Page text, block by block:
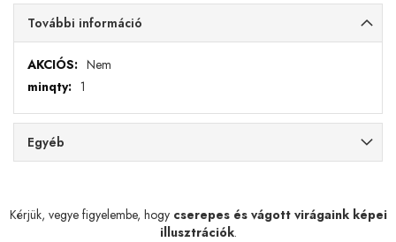
További információ
További
információ
Nem
1
Egyéb
Kérjük, vegye figyelembe, hogy cserepes és vágott virágaink képei
illusztrációk.